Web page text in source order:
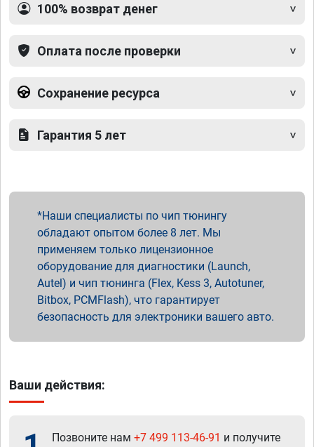
100% возврат денег
Оплата после проверки
Сохранение ресурса
Гарантия 5 лет
Наши специалисты по чип тюнингу
обладают опытом более 8 лет. Мы
применяем только лицензионное
оборудование для диагностики (Launch,
Autel) и чип тюнинга (Flex, Kess 3, Autotuner,
Bitbox, PCMFlash), что гарантирует
безопасность для электроники вашего авто.
Ваши действия:
Позвоните нам +7 499 113-46-91 и получите